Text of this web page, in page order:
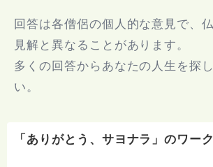
回答は各僧侶の個人的な意見で、
見解と異なることがあります。
多くの回答からあなたの人生を探
い。
「ありがとう、サヨナラ」のワーク